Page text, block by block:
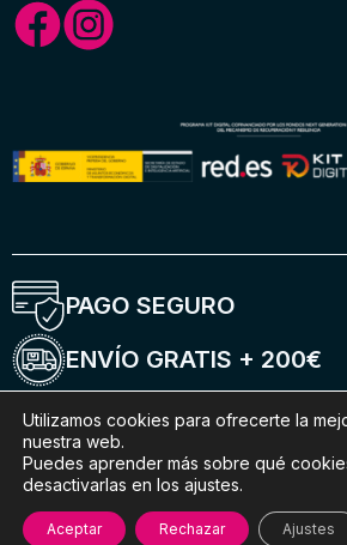
PAGO SEGURO
ENVÍO GRATIS + 200€
ENTREGA 5-6 DÍAS
ENVÍOS
Utilizamos cookies para ofrecerte la
nuestra web.
Puedes aprender más sobre qué
desactivarlas en los ajustes.
Aceptar Rechazar Ajustes